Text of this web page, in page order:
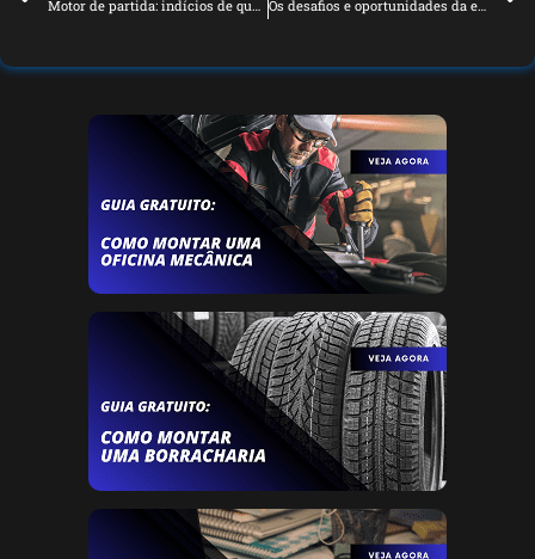
Os desafios e oportunidades da eletrificação dos veículos